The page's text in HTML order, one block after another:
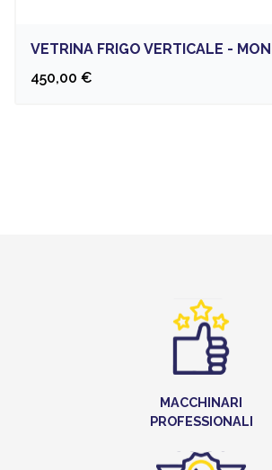
VETRINA FRIGO VERTICALE -
450,00 €
MACCHINARI
PROFESSIONALI